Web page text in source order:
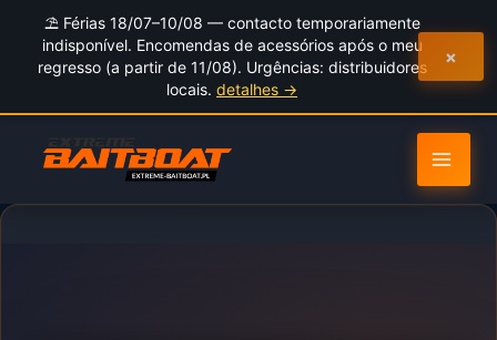
⛱️ Férias 18/07–10/08 — contacto temporariamente
indisponível. Encomendas de acessórios após o meu
regresso (a partir de 11/08). Urgências: distribuidores
locais. detalhes →
×
content